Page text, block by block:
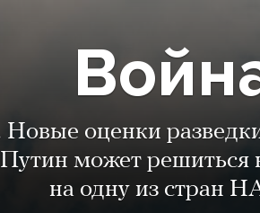
Новые оценки
Путин может решиться
на одну из стран